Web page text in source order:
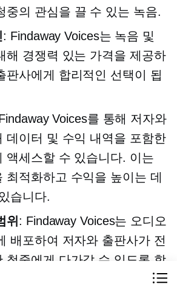
중의 관심을 끌 수 있는 녹음.
: Findaway Voices는 녹음 및
해 경쟁력 있는 가격을 제공하
판사에게 합리적인 선택이 됩
Voices를 통해 저자와
데이터 및 수익 내역을 포함한
액세스할 수 있습니다. 이는
최적화하고 수익을 높이는 데
습니다.
위 : Findaway Voices는 오디오
배포하여 저자와 출판사가 전
청중에게 다가갈 수 있도록 합